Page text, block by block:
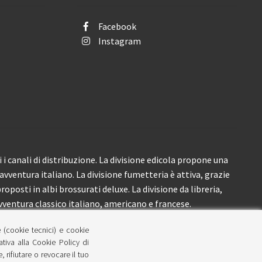
Facebook
Instagram
di distribuzione. La divisione edicola propone una
italiano. La divisione fumetteria è attiva, grazie
in albi brossurati deluxe. La divisione da libreria,
classico italiano, americano e francese.
(cookie tecnici) e cookie
alla Cookie Policy di
rifiutare o revocare il tuo